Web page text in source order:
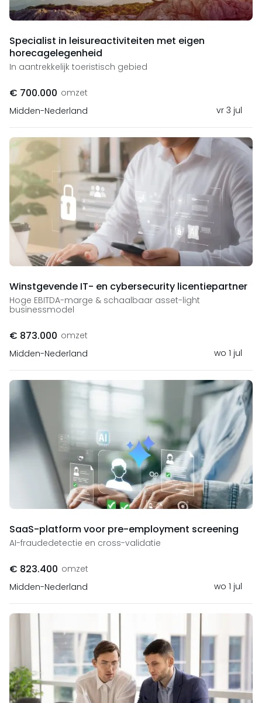
Specialist in leisureactiviteiten met eigen
horecagelegenheid
In aantrekkelijk toeristisch gebied
€ 700.000 omzet
Midden-Nederland
vr 3 jul
Winstgevende IT- en cybersecurity licentiepartner
Hoge EBITDA-marge & schaalbaar asset-light
businessmodel
€ 873.000 omzet
Midden-Nederland
wo 1 jul
SaaS-platform voor pre-employment screening
AI-fraudedetectie en cross-validatie
€ 823.400 omzet
Midden-Nederland
wo 1 jul